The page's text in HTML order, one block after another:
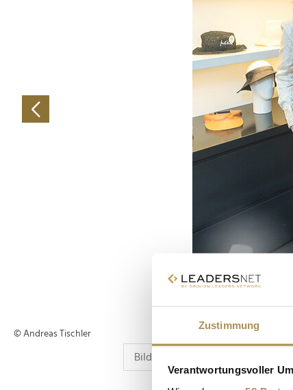
Zustimmung
Verantwortungsvoller
© Andreas Tischler